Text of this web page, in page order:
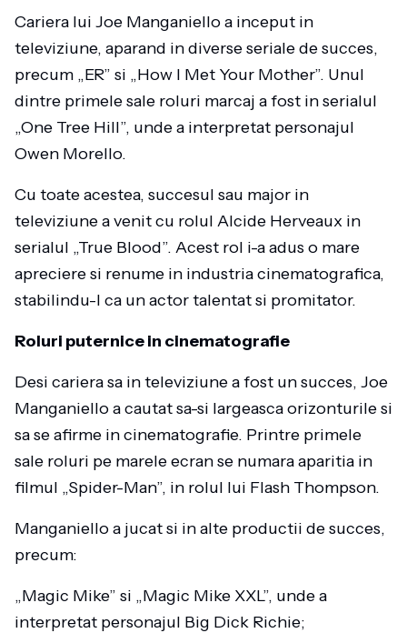
Cariera lui Joe Manganiello a inceput in
televiziune, aparand in diverse seriale de succes,
precum „ER” si „How I Met Your Mother”. Unul
dintre primele sale roluri marcaj a fost in serialul
„One Tree Hill”, unde a interpretat personajul
Owen Morello.
Cu toate acestea, succesul sau major in
televiziune a venit cu rolul Alcide Herveaux in
serialul „True Blood”. Acest rol i-a adus o mare
apreciere si renume in industria cinematografica,
stabilindu-l ca un actor talentat si promitator.
Roluri puternice in cinematografie
Desi cariera sa in televiziune a fost un succes, Joe
Manganiello a cautat sa-si largeasca orizonturile si
sa se afirme in cinematografie. Printre primele
sale roluri pe marele ecran se numara aparitia in
filmul „Spider-Man”, in rolul lui Flash Thompson.
Manganiello a jucat si in alte productii de succes,
precum:
„Magic Mike” si „Magic Mike XXL”, unde a
interpretat personajul Big Dick Richie;